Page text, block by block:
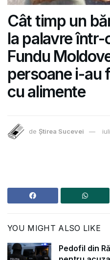
Cât timp un
la palavre
Fundu
persoane i-au
cu alimente
de Știrea Sucevei
YOU MIGHT ALSO LIKE
Pedofil din